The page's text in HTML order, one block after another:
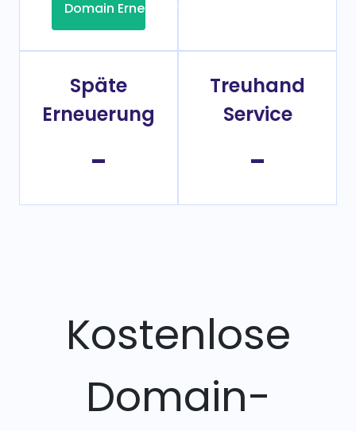
Domain Erneuerung
Späte
Erneuerung
-
Treuhand
Service
-
Kostenlose
Domain-